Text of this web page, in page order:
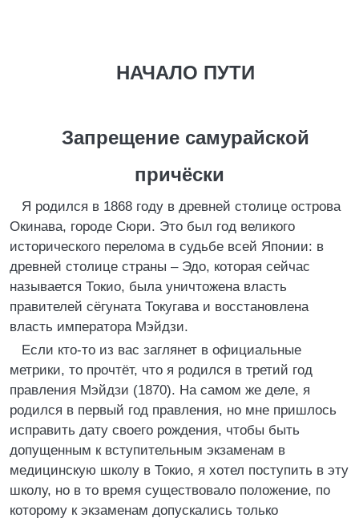
НАЧАЛО ПУТИ
Запрещение самурайской
причёски
Я родился в 1868 году в древней столице острова
Окинава, городе Сюри. Это был год великого
исторического перелома в судьбе всей Японии: в
древней столице страны – Эдо, которая сейчас
называется Токио, была уничтожена власть
правителей сёгуната Токугава и восстановлена
власть императора Мэйдзи.
Если кто-то из вас заглянет в официальные
метрики, то прочтёт, что я родился в третий год
правления Мэйдзи (1870). На самом же деле, я
родился в первый год правления, но мне пришлось
исправить дату своего рождения, чтобы быть
допущенным к вступительным экзаменам в
медицинскую школу в Токио, я хотел поступить в эту
школу, но в то время существовало положение, по
которому к экзаменам допускались только